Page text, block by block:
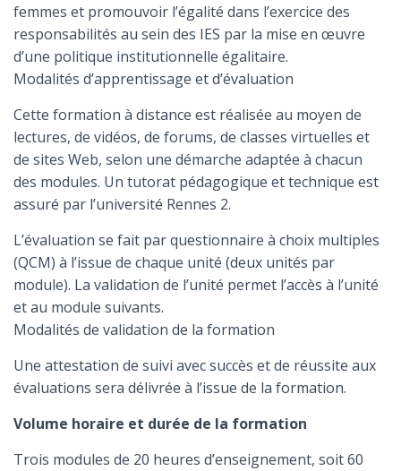
femmes et promouvoir l’égalité dans l’exercice des
responsabilités au sein des IES par la mise en œuvre
d’une politique institutionnelle égalitaire.
Modalités d’apprentissage et d’évaluation
Cette formation à distance est réalisée au moyen de
lectures, de vidéos, de forums, de classes virtuelles et
de sites Web, selon une démarche adaptée à chacun
des modules. Un tutorat pédagogique et technique est
assuré par l’université Rennes 2.
L’évaluation se fait par questionnaire à choix multiples
(QCM) à l’issue de chaque unité (deux unités par
module). La validation de l’unité permet l’accès à l’unité
et au module suivants.
Modalités de validation de la formation
Une attestation de suivi avec succès et de réussite aux
évaluations sera délivrée à l’issue de la formation.
Volume horaire et durée de la formation
Trois modules de 20 heures d’enseignement, soit 60